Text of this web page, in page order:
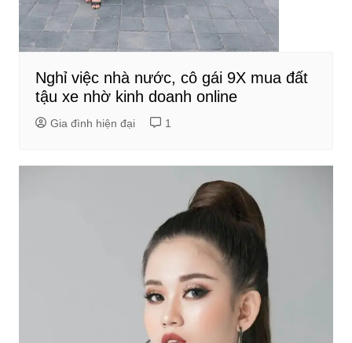
Nghỉ việc nhà nước, cô gái 9X mua đất
tậu xe nhờ kinh doanh online
Gia đình hiện đại 1